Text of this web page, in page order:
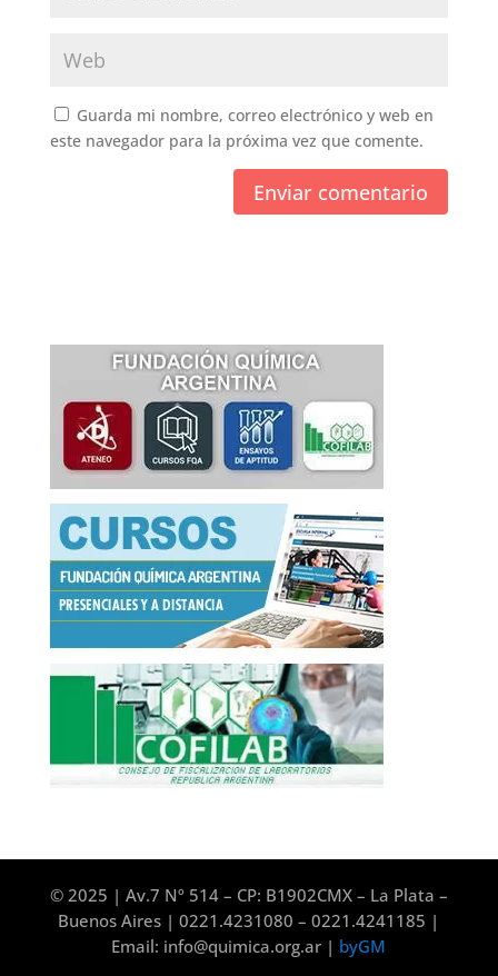
Guarda mi nombre, correo electrónico y web en
este navegador para la próxima vez que comente.
© 2025 | Av.7 Nº 514 – CP: B1902CMX – La Plata –
Buenos Aires | 0221.4231080 – 0221.4241185 |
Email: info@quimica.org.ar | byGM